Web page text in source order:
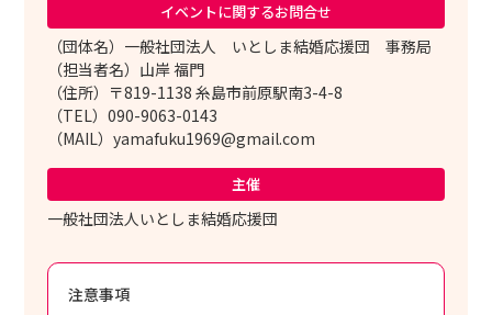
イベントに関するお問合せ
（団体名）一般社団法人 いとしま結婚応援団 事務局
（担当者名）山岸 福門
（住所）〒819-1138 糸島市前原駅南3-4-8
（TEL）090-9063-0143
（MAIL）yamafuku1969@gmail.com
主催
一般社団法人いとしま結婚応援団
注意事項